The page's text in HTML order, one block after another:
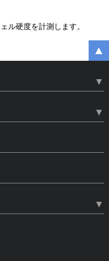
ル硬度を計測します。